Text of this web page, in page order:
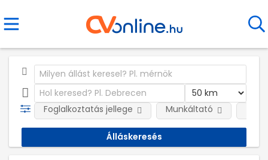
Foglalkoztatás jellege Munkáltató